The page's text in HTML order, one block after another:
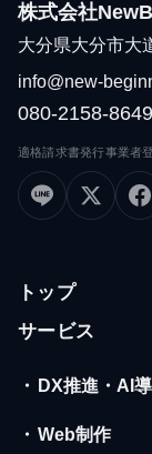
株式会社
大分県大分市大
info@new-
080-2158-8649
適格請求書発行事業者
トップ
サービス
・ DX推進・AI
・ Web制作